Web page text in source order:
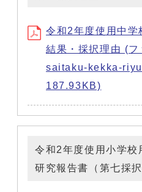
令和2年度使用中
結果・採択理由 (
saitaku-kekka-
187.93KB)
令和2年度使用小学
研究報告書（第七採択